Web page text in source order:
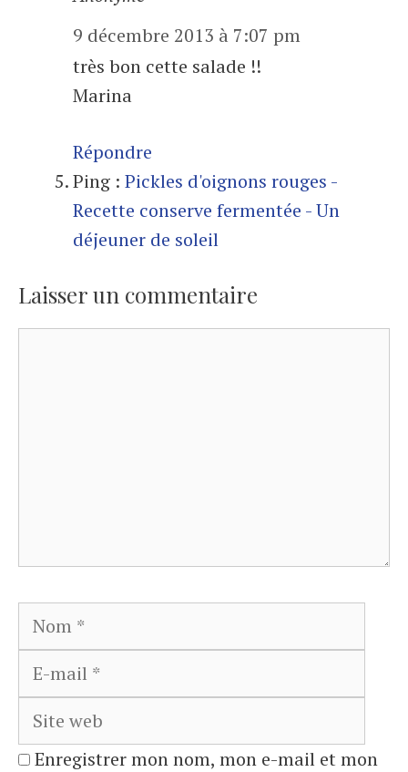
9 décembre 2013 à 7:07 pm
très bon cette salade !!
Marina
Répondre
Ping : Pickles d'oignons rouges -
Recette conserve fermentée - Un
déjeuner de soleil
Laisser un commentaire
Nom
Enregistrer mon nom, mon e-mail et mon